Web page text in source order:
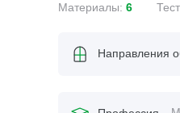
Материалы: 6
Направления